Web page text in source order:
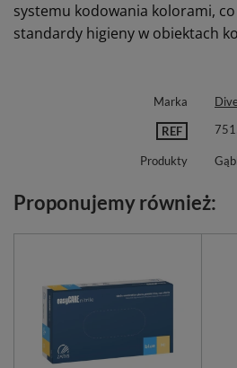
systemu kodowania kolorami,
standardy higieny w obiektach
Marka
REF
Produkty
Proponujemy również: